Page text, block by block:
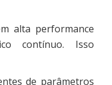
alta performance
contínuo. Isso
de parâmetros